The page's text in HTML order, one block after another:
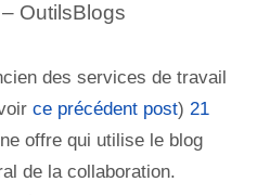
OutilsBlogs
des services de travail
ce précédent post) 21
offre qui utilise le blog
de la collaboration.